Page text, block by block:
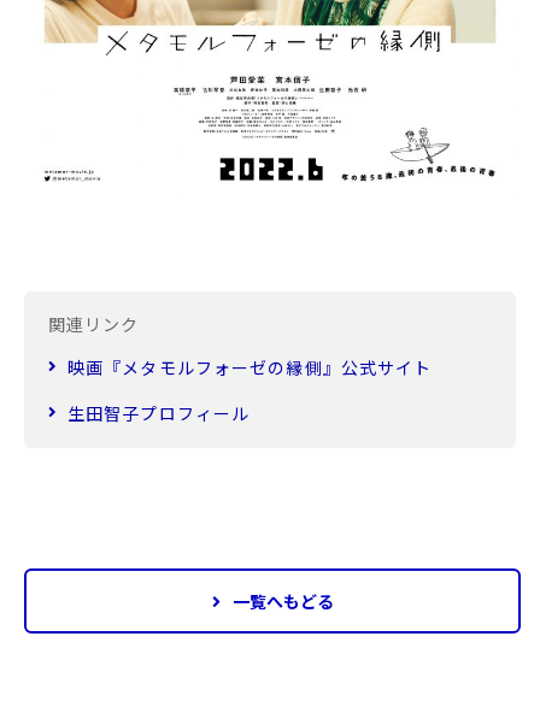
関連リンク
映画『メタモルフォーゼの縁側』公式サイト
生田智子プロフィール
一覧へもどる